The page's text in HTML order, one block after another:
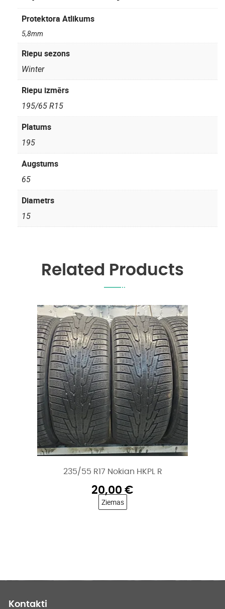
Protektora Atlikums
5,8mm
Riepu sezons
Winter
Riepu izmērs
195/65 R15
Platums
195
Augstums
65
Diametrs
15
Related Products
235/55 R17 Nokian HKPL R
20,00 €
Ziemas
Kontakti